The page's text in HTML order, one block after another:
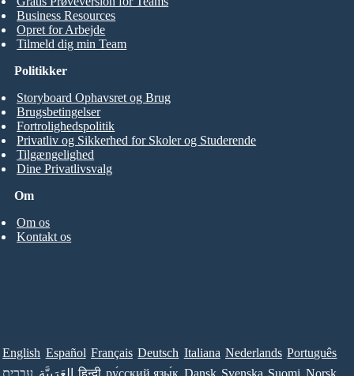
Business Resources
Opret for Arbejde
Tilmeld dig min Team
Om
Om os
Kontakt os
Politikker
Storyboard Ophavsret og Brug
Brugsbetingelser
Fortrolighedspolitik
Privatliv og Sikkerhed for Skoler og Studerende
Tilgængelighed
Dine Privatlivsvalg
English Español Français Deutsch Italiana Nederlands Português
עברית العَرَبِيَّة हिन्दी ру́сский язы́к Dansk Svenska Suomi Norsk